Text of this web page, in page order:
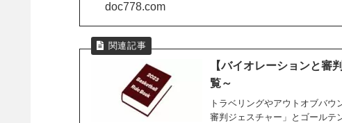
doc778.com
【バイオレーションと審
覧～
トラベリングやアウトオブバウ
審判ジェスチャー」とゴールテ